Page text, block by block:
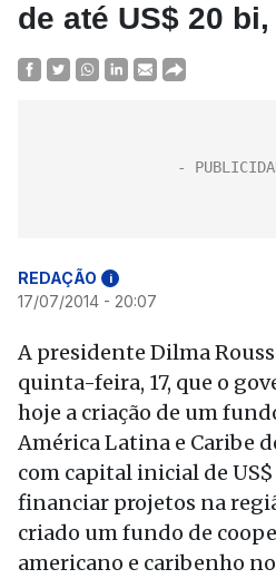
de até US$ 20
REDAÇÃO i
17/07/2014 - 20:07
A presidente Dilma
quinta-feira, 17, que o
hoje a criação de um
América Latina e Caribe
com capital inicial de
financiar projetos na
criado um fundo de
americano e caribenho